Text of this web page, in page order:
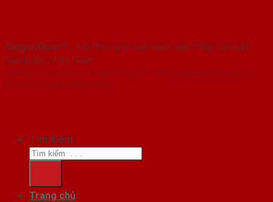
SaigonDoor™ - Hệ thống Showroom cửa thép cửa sắt
hàng đầu Việt Nam
Copyright ⓒ 2016 – 2026 SaigonDoor™ - www.cuagocomposite.org |
Đơn vị chủ quản SaigonDoor
Tìm kiếm:
Trang chủ